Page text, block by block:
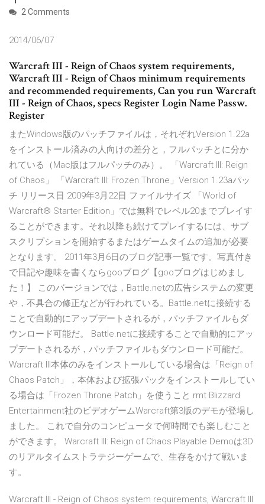
2 Comments
2014/06/07
Warcraft III - Reign of Chaos system requirements,
Warcraft III - Reign of Chaos minimum requirements
and recommended requirements, Can you run Warcraft
III - Reign of Chaos, specs Register Login Name Passw.
Register
またWindows版のパッチファイルは，それぞれVersion 1.22a
をインストール済みの人向けの差分と，フルパッチとに分か
れている（Mac版はフルパッチのみ）。 「Warcraft III: Reign
of Chaos」 「Warcraft III: Frozen Throne」Version 1.23aパッ
チ リリース日 2009年3月22日 ファイルサイズ 「World of
Warcraft® Starter Edition」では無料でレベル20までプレイす
ることができます。それ以降も続けてプレイするには、サブ
スクリプションを開始するまたはゲームタイムの追加が必要
となります。 2011年3月6日のブログ記事一覧です。写真付き
で日記や趣味を書くならgooブログ【gooブログはじめまし
た！】 このバージョンでは，Battle.netの広告システムの変更
や，不具合の修正などが行われている。Battle.netに接続する
ことで自動的にアップデートされるが，パッチファイルもダ
ウンロード可能だ。 Battle.netに接続することで自動的にアッ
プデートされるが，パッチファイルもダウンロード可能だ。
Warcraft III本体のみをインストールしている場合は「Reign of
Chaos Patch」，本体および拡張パックをインストールしてい
る場合は「Frozen Throne Patch」を使うこと rmt Blizzard
Entertainment社のビデオゲームWarcraft第3版のデモが登場し
ました。 これで自分のコンピュータで何時間でも楽しむこと
ができます。 Warcraft III: Reign of Chaos Playable Demoは3D
のリアルタイムストラテジーゲームで、生存をかけて戦いま
す。
Warcraft III - Reign of Chaos system requirements, Warcraft III